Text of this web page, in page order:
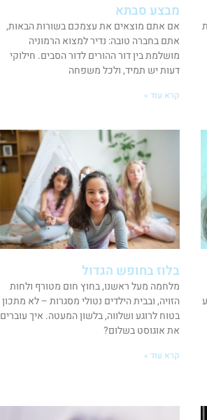
מבצע סבתא
אם אתם מוצאים את עצמכם בשורות הבאות,
אתם בחברה טובה: נדיר למצוא הרמוניה
מושלמת בין דור ההורים לדור הסבים. חילוקי
דעות יש תמיד, ולכל משפחה
קרא עוד »
בלוז בחופש הגדול
מלחמה מעל ראשנו, בחוץ חום מטורף ולחות
הזויה, ובבית הילדים נטולי מסגרות – לא מתכון
בטוח לרוגע ושלווה, בלשון המעטה. איך עוברים
את אוגוסט בשלום?
קרא עוד »